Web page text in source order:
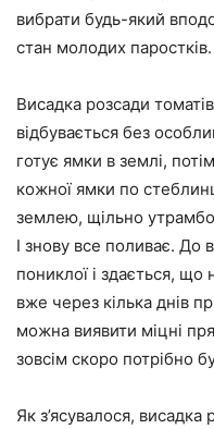
вибрати будь-який
стан молодих паростків.
Висадка розсади
відбувається без
готує ямки в землі,
кожної ямки по
землею, щільно
І знову все поливає. До
пониклої і здається,
вже через кілька днів
можна виявити міцні
зовсім скоро потрібно
Як з’ясувалося,